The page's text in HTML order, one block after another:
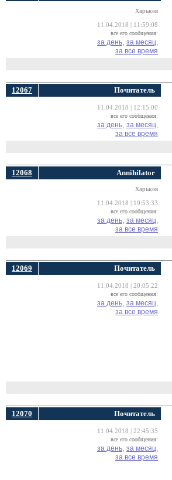
Харьков
11.04.2018 | 11:59:08
все его сообщения:
за день, за месяц,
за все время
12067 Почитатель
11.04.2018 | 12:15:00
все его сообщения:
за день, за месяц,
за все время
12068 Annihilator
Харьков
11.04.2018 | 19:53:33
все его сообщения:
за день, за месяц,
за все время
12069 Почитатель
11.04.2018 | 20:05:22
все его сообщения:
за день, за месяц,
за все время
12070 Почитатель
11.04.2018 | 22:45:35
все его сообщения:
за день, за месяц,
за все время